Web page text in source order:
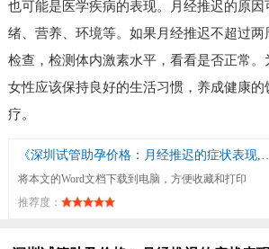
也可能是医学疾病的表现。月经推迟的原
绪、营养、环境等。如果月经推迟不超过两
检查，检测体内激素水平，看看是否正常。
女性应该保持良好的生活习惯，养成健康
疗。
将本文的Word文档下载到电脑，方便收藏和打印
推荐度：